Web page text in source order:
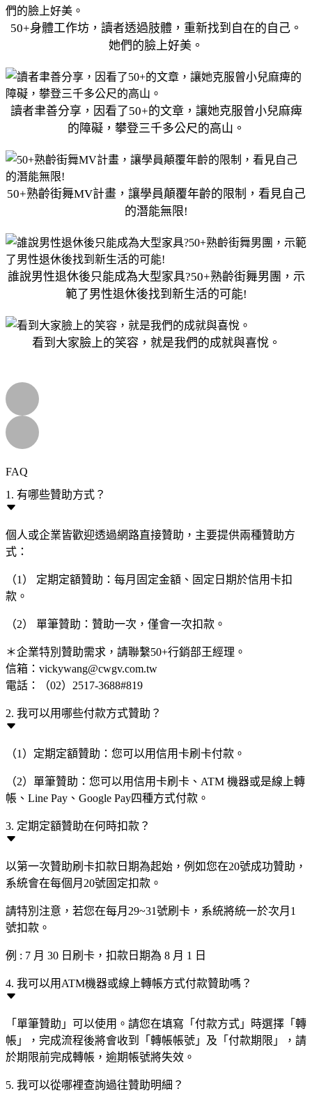
50+身體工作坊，讀者透過肢體，重新找到自在的自己。
她們的臉上好美。
讀者聿善分享，因看了50+的文章，讓她克服曾小兒麻痺
的障礙，攀登三千多公尺的高山。
50+熟齡街舞MV計畫，讓學員顛覆年齡的限制，看見自己
的潛能無限!
誰說男性退休後只能成為大型家具?50+熟齡街舞男團，示
範了男性退休後找到新生活的可能!
看到大家臉上的笑容，就是我們的成就與喜悅。
FAQ
1. 有哪些贊助方式？
個人或企業皆歡迎透過網路直接贊助，主要提供兩種贊助方
式：
（1） 定期定額贊助：每月固定金額、固定日期於信用卡扣
款。
（2） 單筆贊助：贊助一次，僅會一次扣款。
＊企業特別贊助需求，請聯繫50+行銷部王經理。
信箱：vickywang@cwgv.com.tw
電話：（02）2517-3688#819
2. 我可以用哪些付款方式贊助？
（1）定期定額贊助：您可以用信用卡刷卡付款。
（2）單筆贊助：您可以用信用卡刷卡、ATM 機器或是線上轉
帳、Line Pay、Google Pay四種方式付款。
3. 定期定額贊助在何時扣款？
以第一次贊助刷卡扣款日期為起始，例如您在20號成功贊助，
系統會在每個月20號固定扣款。
請特別注意，若您在每月29~31號刷卡，系統將統一於次月1
號扣款。
例 : 7 月 30 日刷卡，扣款日期為 8 月 1 日
4. 我可以用ATM機器或線上轉帳方式付款贊助嗎？
「單筆贊助」可以使用。請您在填寫「付款方式」時選擇「轉
帳」，完成流程後將會收到「轉帳帳號」及「付款期限」，請
於期限前完成轉帳，逾期帳號將失效。
5. 我可以從哪裡查詢過往贊助明細？